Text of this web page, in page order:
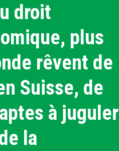
droit
plus
rêvent de
Suisse, de
à juguler
la